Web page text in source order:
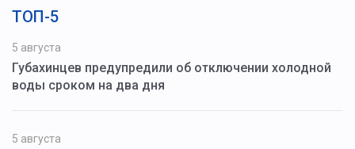
ТОП-5
5 августа
Губахинцев предупредили об отключении холодной
воды сроком на два дня
5 августа